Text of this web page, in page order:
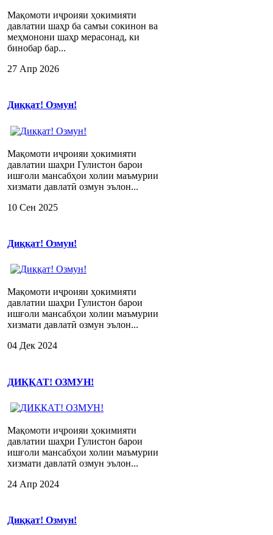
Мақомоти иҷроияи ҳокимияти
давлатии шаҳр ба самъи сокинон ва
меҳмонони шаҳр мерасонад, ки
бинобар бар...
27 Апр 2026
Диққат! Озмун!
Мақомоти иҷроияи ҳокимияти
давлатии шаҳри Гулистон барои
ишғоли мансабҳои холии маъмурии
хизмати давлатӣ озмун эълон...
10 Сен 2025
Диққат! Озмун!
Мақомоти иҷроияи ҳокимияти
давлатии шаҳри Гулистон барои
ишғоли мансабҳои холии маъмурии
хизмати давлатӣ озмун эълон...
04 Дек 2024
ДИҚҚАТ! ОЗМУН!
Мақомоти иҷроияи ҳокимияти
давлатии шаҳри Гулистон барои
ишғоли мансабҳои холии маъмурии
хизмати давлатӣ озмун эълон...
24 Апр 2024
Диққат! Озмун!